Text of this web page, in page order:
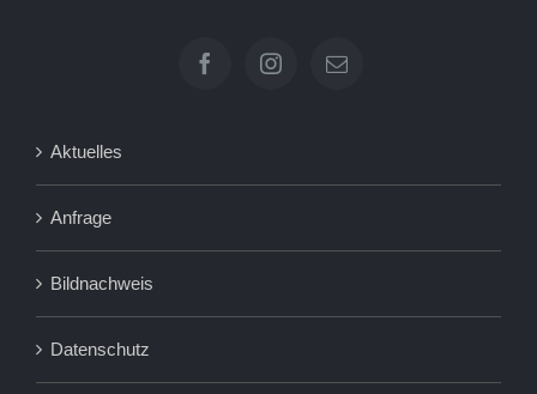
Aktuelles
Anfrage
Bildnachweis
Datenschutz